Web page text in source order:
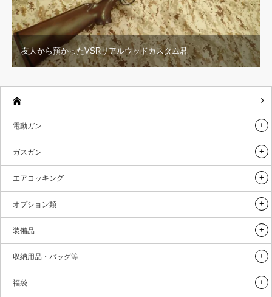
友人から預かったVSRリアルウッドカスタム君
電動ガン
ガスガン
エアコッキング
オプション類
装備品
収納用品・バッグ等
福袋